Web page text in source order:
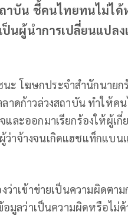
าบัน ชี้คนไทยทนไม่ได้
ป็นผู้นำการเปลี่ยนแปล
ะ โฆษกประจำสำนักนายก
าดก้าวล่วงสถาบัน ทำให้ค
ละออกมาเรียกร้องให้ผู้เ
าจ้างจนเกิดแฮชแท็กแบ
ว่าเข้าข่ายเป็นความผิดต
มูลว่าเป็นความผิดหรือไม่